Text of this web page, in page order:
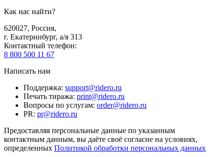
Как нас найти?
620027, Россия,
г. Екатеринбург, а/я 313
Контактный телефон:
8 800 500 11 67
Написать нам
Поддержка: support@ridero.ru
Печать тиража: print@ridero.ru
Вопросы по услугам: order@ridero.ru
PR: pr@ridero.ru
Предоставляя персональные данные по указанным
контактным данным, вы даёте своё согласие на условиях,
определенных Политикой обработки персональных данных